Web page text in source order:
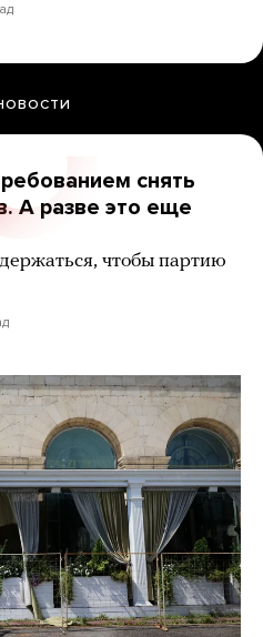
снять
А разве это еще
чтобы партию